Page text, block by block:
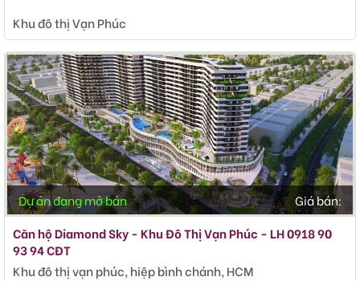
Khu đô thị Vạn Phúc
Dự án đang mở bán
Giá bán:
Căn hộ Diamond Sky - Khu Đô Thị Vạn Phúc - LH 0918 90
93 94 CĐT
Khu đô thị vạn phúc, hiệp bình chánh, HCM